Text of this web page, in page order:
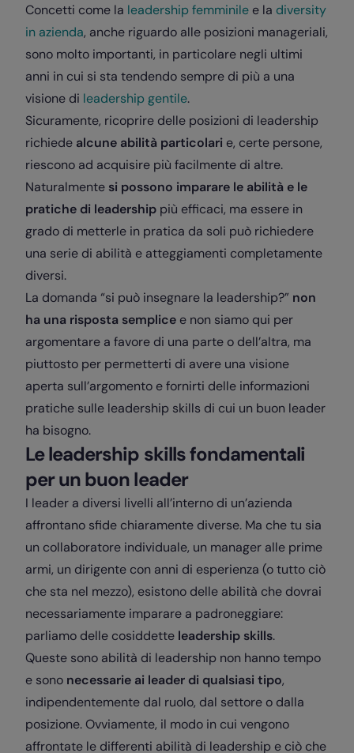
Concetti come la leadership femminile e la diversity
in azienda, anche riguardo alle posizioni manageriali,
sono molto importanti, in particolare negli ultimi
anni in cui si sta tendendo sempre di più a una
visione di leadership gentile.
Sicuramente, ricoprire delle posizioni di leadership
richiede alcune abilità particolari e, certe persone,
riescono ad acquisire più facilmente di altre.
Naturalmente si possono imparare le abilità e le
pratiche di leadership più efficaci, ma essere in
grado di metterle in pratica da soli può richiedere
una serie di abilità e atteggiamenti completamente
diversi.
La domanda “si può insegnare la leadership?” non
ha una risposta semplice e non siamo qui per
argomentare a favore di una parte o dell’altra, ma
piuttosto per permetterti di avere una visione
aperta sull’argomento e fornirti delle informazioni
pratiche sulle leadership skills di cui un buon leader
ha bisogno.
Le leadership skills fondamentali
per un buon leader
I leader a diversi livelli all’interno di un’azienda
affrontano sfide chiaramente diverse. Ma che tu sia
un collaboratore individuale, un manager alle prime
armi, un dirigente con anni di esperienza (o tutto ciò
che sta nel mezzo), esistono delle abilità che dovrai
necessariamente imparare a padroneggiare:
parliamo delle cosiddette leadership skills.
Queste sono abilità di leadership non hanno tempo
e sono necessarie ai leader di qualsiasi tipo,
indipendentemente dal ruolo, dal settore o dalla
posizione. Ovviamente, il modo in cui vengono
affrontate le differenti abilità di leadership e ciò che